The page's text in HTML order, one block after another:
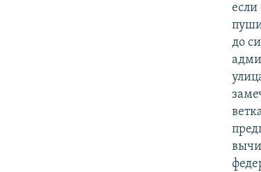
если
до